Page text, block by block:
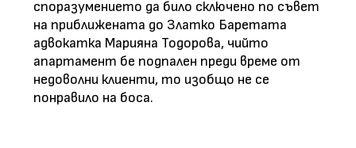
споразумението да било сключено по съвет
на приближената до Златко Баретата
адвокатка Марияна Тодорова, чийто
апартамент бе подпален преди време от
недоволни клиенти, то изобщо не се
понравило на боса.